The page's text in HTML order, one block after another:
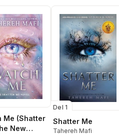
Me (Shatter
New
Del 1
Shatter Me
Tahereh Mafi